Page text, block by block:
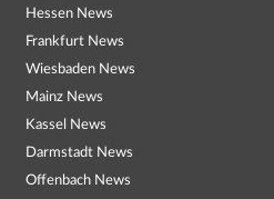
Hessen News
Frankfurt News
Wiesbaden News
Mainz News
Kassel News
Darmstadt News
Offenbach News